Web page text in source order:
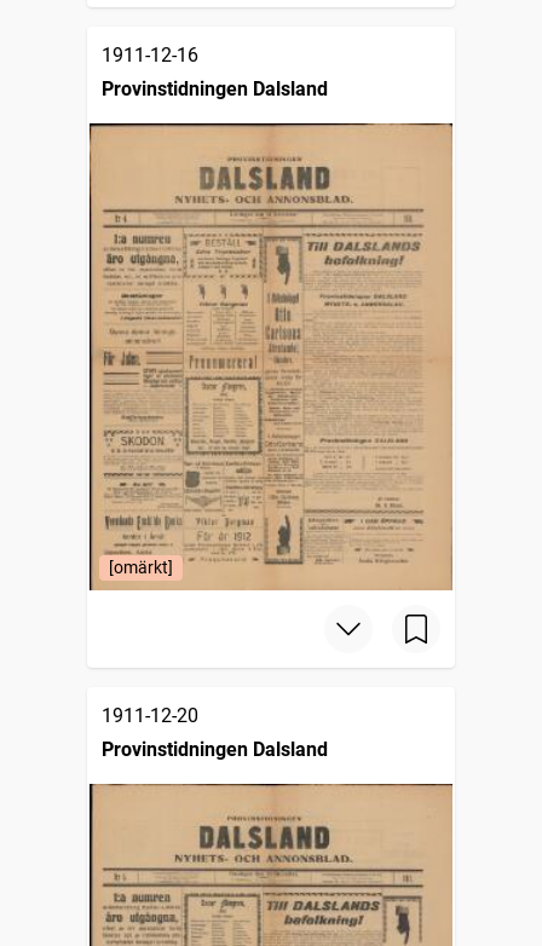
1911-12-16
Provinstidningen Dalsland
[omärkt]
1911-12-20
Provinstidningen Dalsland